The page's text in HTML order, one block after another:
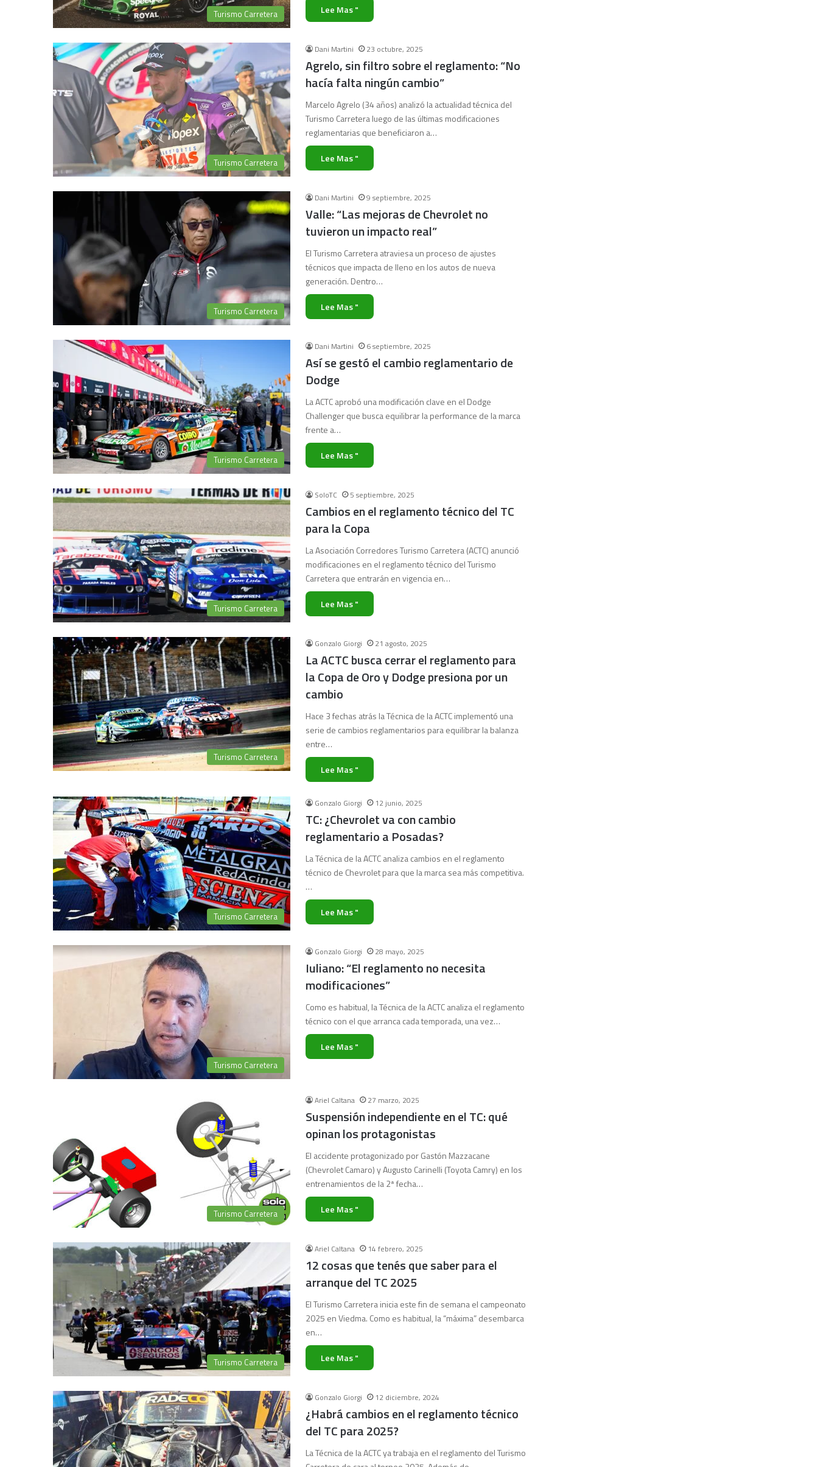
Turismo Carretera
Lee Mas "
Turismo Carretera
Dani Martini 23 octubre, 2025
Agrelo, sin filtro sobre el reglamento: “No
hacía falta ningún cambio”
Marcelo Agrelo (34 años) analizó la actualidad técnica del
Turismo Carretera luego de las últimas modificaciones
reglamentarias que beneficiaron a…
Lee Mas "
Turismo Carretera
Dani Martini 9 septiembre, 2025
Valle: “Las mejoras de Chevrolet no
tuvieron un impacto real”
El Turismo Carretera atraviesa un proceso de ajustes
técnicos que impacta de lleno en los autos de nueva
generación. Dentro…
Lee Mas "
Turismo Carretera
Dani Martini 6 septiembre, 2025
Así se gestó el cambio reglamentario de
Dodge
La ACTC aprobó una modificación clave en el Dodge
Challenger que busca equilibrar la performance de la marca
frente a…
Lee Mas "
Turismo Carretera
SoloTC 5 septiembre, 2025
Cambios en el reglamento técnico del TC
para la Copa
La Asociación Corredores Turismo Carretera (ACTC) anunció
modificaciones en el reglamento técnico del Turismo
Carretera que entrarán en vigencia en…
Lee Mas "
Turismo Carretera
Gonzalo Giorgi 21 agosto, 2025
La ACTC busca cerrar el reglamento para
la Copa de Oro y Dodge presiona por un
cambio
Hace 3 fechas atrás la Técnica de la ACTC implementó una
serie de cambios reglamentarios para equilibrar la balanza
entre…
Lee Mas "
Turismo Carretera
Gonzalo Giorgi 12 junio, 2025
TC: ¿Chevrolet va con cambio
reglamentario a Posadas?
La Técnica de la ACTC analiza cambios en el reglamento
técnico de Chevrolet para que la marca sea más competitiva.
…
Lee Mas "
Turismo Carretera
Gonzalo Giorgi 28 mayo, 2025
Iuliano: “El reglamento no necesita
modificaciones”
Como es habitual, la Técnica de la ACTC analiza el reglamento
técnico con el que arranca cada temporada, una vez…
Lee Mas "
Turismo Carretera
Ariel Caltana 27 marzo, 2025
Suspensión independiente en el TC: qué
opinan los protagonistas
El accidente protagonizado por Gastón Mazzacane
(Chevrolet Camaro) y Augusto Carinelli (Toyota Camry) en los
entrenamientos de la 2ª fecha…
Lee Mas "
Turismo Carretera
Ariel Caltana 14 febrero, 2025
12 cosas que tenés que saber para el
arranque del TC 2025
El Turismo Carretera inicia este fin de semana el campeonato
2025 en Viedma. Como es habitual, la “máxima” desembarca
en…
Lee Mas "
Gonzalo Giorgi 12 diciembre, 2024
¿Habrá cambios en el reglamento técnico
del TC para 2025?
La Técnica de la ACTC ya trabaja en el reglamento del Turismo